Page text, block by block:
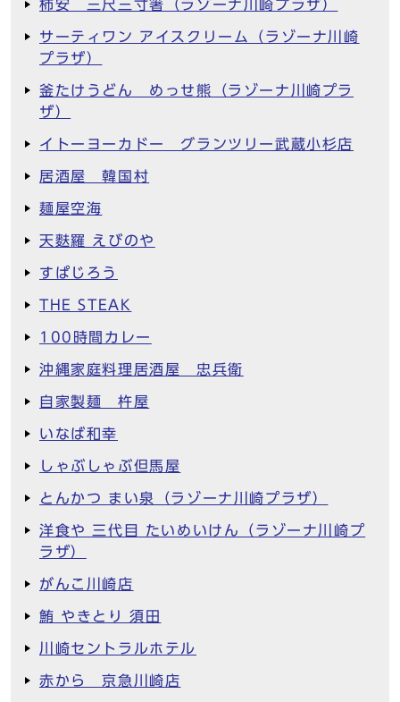
柿安 三尺三寸箸（ラゾーナ川崎プラザ）
サーティワン アイスクリーム（ラゾーナ川崎
プラザ）
釜たけうどん めっせ熊（ラゾーナ川崎プラ
ザ）
イトーヨーカドー グランツリー武蔵小杉店
居酒屋 韓国村
麺屋空海
天麩羅 えびのや
すぱじろう
THE STEAK
100時間カレー
沖縄家庭料理居酒屋 忠兵衛
自家製麺 杵屋
いなば和幸
しゃぶしゃぶ但馬屋
とんかつ まい泉（ラゾーナ川崎プラザ）
洋食や 三代目 たいめいけん（ラゾーナ川崎プ
ラザ）
がんこ川崎店
鮪 やきとり 須田
川崎セントラルホテル
赤から 京急川崎店